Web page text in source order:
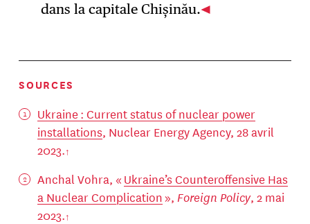
dans la capitale Chișinău.
SOURCES
Ukraine : Current status of nuclear power
installations, Nuclear Energy Agency, 28 avril
2023.
Anchal Vohra, « Ukraine’s Counteroffensive Has
a Nuclear Complication», Foreign Policy, 2 mai
2023.